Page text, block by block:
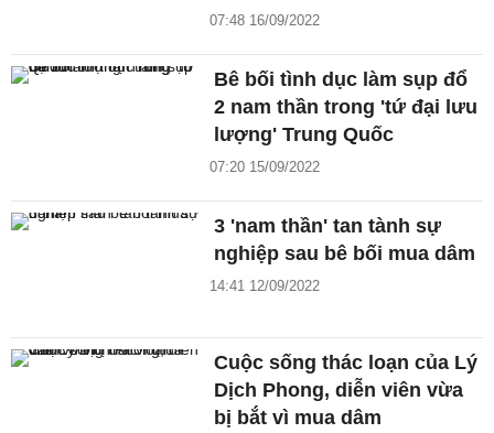
07:48 16/09/2022
Bê bối tình dục làm sụp đổ
2 nam thần trong 'tứ đại lưu
lượng' Trung Quốc
07:20 15/09/2022
3 'nam thần' tan tành sự
nghiệp sau bê bối mua dâm
14:41 12/09/2022
Cuộc sống thác loạn của Lý
Dịch Phong, diễn viên vừa
bị bắt vì mua dâm